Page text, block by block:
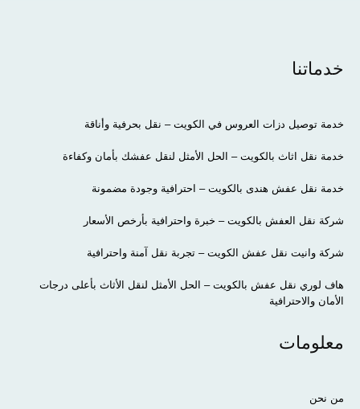
خدماتنا
خدمة توصيل دزات العروس في الكويت – نقل بحرفية وأناقة
خدمة نقل اثاث بالكويت – الحل الأمثل لنقل عفشك بأمان وكفاءة
خدمة نقل عفش هندى بالكويت – احترافية وجودة مضمونة
شركة نقل العفش بالكويت – خبرة واحترافية بأرخص الأسعار
شركة وانيت نقل عفش الكويت – تجربة نقل آمنة واحترافية
هاف لوري نقل عفش بالكويت – الحل الأمثل لنقل الأثاث بأعلى درجات
الأمان والاحترافية
معلومات
من نحن